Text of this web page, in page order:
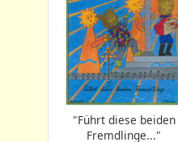
"Führt diese beiden
Fremdlinge..."